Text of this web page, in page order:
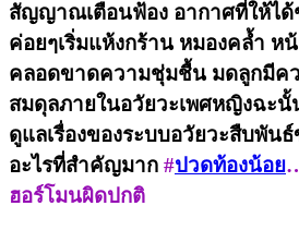
สัญญาณเตือนฟ้อง อากาศที่ให้ได้
ค่อยๆเริ่มแห้งกร้าน หมองคล้ำ ห
คลอดขาดความชุ่มชื้น มดลูกมีคว
สมดุลภายในอวัยวะเพศหญิงฉะนั้
ดูแลเรื่องของระบบอวัยวะสืบพัน
อะไรที่สำคัญมาก #ปวดท้องน้อย
ฮอร์โมนผิดปกติ